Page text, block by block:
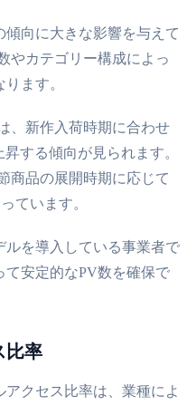
向に大きな影響を与えて
やカテゴリー構成によっ
ます。
、新作入荷時期に合わせ
する傾向が見られます。
商品の展開時期に応じて
ています。
ルを導入している事業者で
て安定的なPV数を確保で
比率
アクセス比率は、業種によ